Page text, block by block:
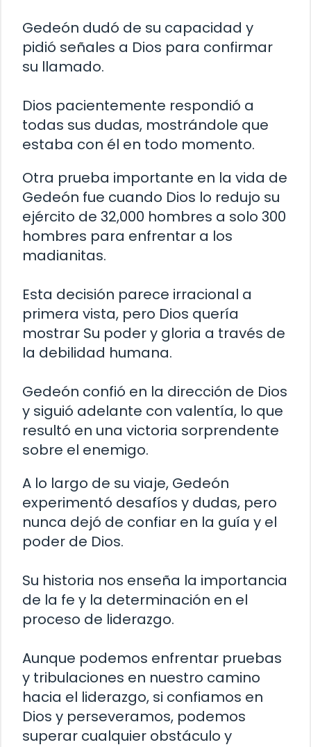
Gedeón dudó de su capacidad y
pidió señales a Dios para confirmar
su llamado.
Dios pacientemente respondió a
todas sus dudas, mostrándole que
estaba con él en todo momento.
Otra prueba importante en la vida de
Gedeón fue cuando Dios lo redujo su
ejército de 32,000 hombres a solo 300
hombres para enfrentar a los
madianitas.
Esta decisión parece irracional a
primera vista, pero Dios quería
mostrar Su poder y gloria a través de
la debilidad humana.
Gedeón confió en la dirección de Dios
y siguió adelante con valentía, lo que
resultó en una victoria sorprendente
sobre el enemigo.
A lo largo de su viaje, Gedeón
experimentó desafíos y dudas, pero
nunca dejó de confiar en la guía y el
poder de Dios.
Su historia nos enseña la importancia
de la fe y la determinación en el
proceso de liderazgo.
Aunque podemos enfrentar pruebas
y tribulaciones en nuestro camino
hacia el liderazgo, si confiamos en
Dios y perseveramos, podemos
superar cualquier obstáculo y